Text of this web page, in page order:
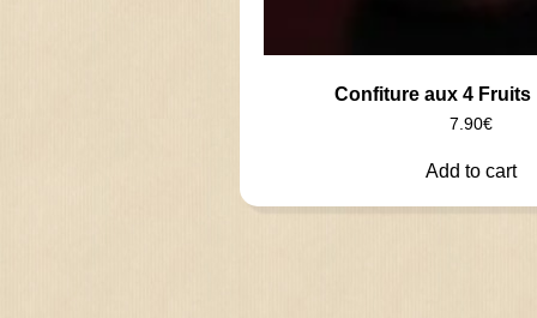
Confiture aux 4 Fruits
7.90€
Add to cart